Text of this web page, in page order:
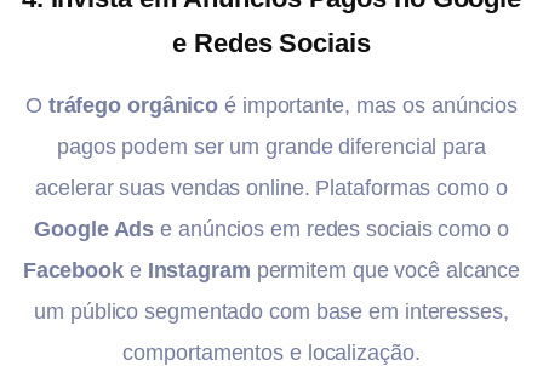
e Redes Sociais
O tráfego orgânico é importante, mas os anúncios
pagos podem ser um grande diferencial para
acelerar suas vendas online. Plataformas como o
Google Ads e anúncios em redes sociais como o
Facebooke Instagram permitem que você alcance
um público segmentado com base em interesses,
comportamentos e localização.